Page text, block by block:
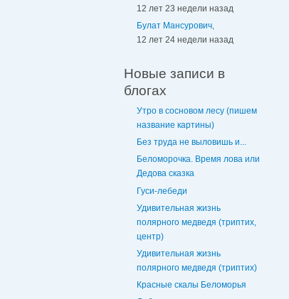
12 лет 23 недели назад
Булат Мансурович,
12 лет 24 недели назад
Новые записи в
блогах
Утро в сосновом лесу (пишем
название картины)
Без труда не выловишь и...
Беломорочка. Время лова или
Дедова сказка
Гуси-лебеди
Удивительная жизнь
полярного медведя (триптих,
центр)
Удивительная жизнь
полярного медведя (триптих)
Красные скалы Беломорья